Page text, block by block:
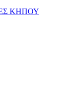
ΚΗΠΟΥ